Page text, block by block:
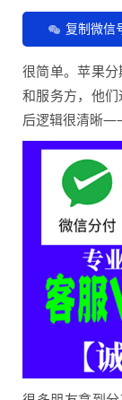
复制微信
很简单。苹果
和服务方，他
后逻辑很清晰